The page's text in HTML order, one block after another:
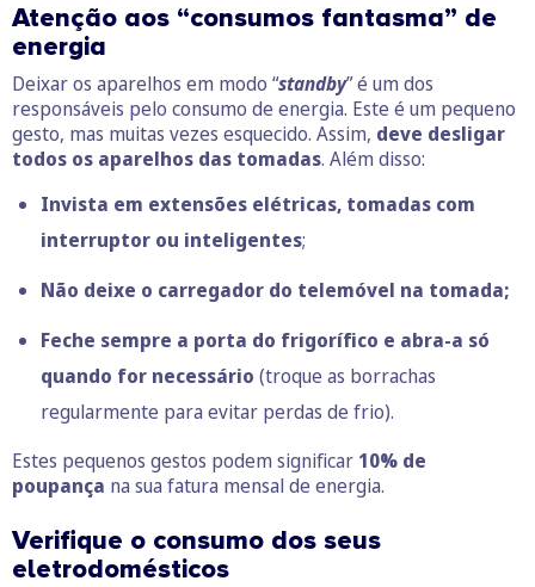
Atenção aos “consumos fantasma” de
energia
Deixar os aparelhos em modo “standby” é um dos
responsáveis pelo consumo de energia. Este é um pequeno
gesto, mas muitas vezes esquecido. Assim, deve desligar
todos os aparelhos das tomadas. Além disso:
Invista em extensões elétricas, tomadas com
interruptor ou inteligentes;
Não deixe o carregador do telemóvel na tomada;
Feche sempre a porta do frigorífico e abra-a só
quando for necessário (troque as borrachas
regularmente para evitar perdas de frio).
Estes pequenos gestos podem significar 10% de
poupança na sua fatura mensal de energia.
Verifique o consumo dos seus
eletrodomésticos